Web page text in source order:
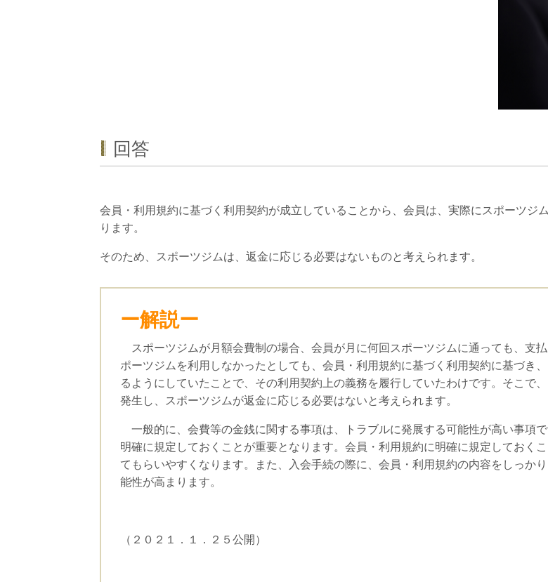
回答
会員・利用規約に基づく利用契約が成立していることから、会員は、実際にスポーツジ
ります。
そのため、スポーツジムは、返金に応じる必要はないものと考えられます。
ー解説ー
スポーツジムが月額会費制の場合、会員が月に何回スポーツジムに通っても、支
ポーツジムを利用しなかったとしても、会員・利用規約に基づく利用契約に基づき
るようにしていたことで、その利用契約上の義務を履行していたわけです。そこで
発生し、スポーツジムが返金に応じる必要はないと考えられます。
一般的に、会費等の金銭に関する事項は、トラブルに発展する可能性が高い事項
明確に規定しておくことが重要となります。会員・利用規約に明確に規定しておく
てもらいやすくなります。また、入会手続の際に、会員・利用規約の内容をしっか
能性が高まります。
（２０２１．１．２５公開）